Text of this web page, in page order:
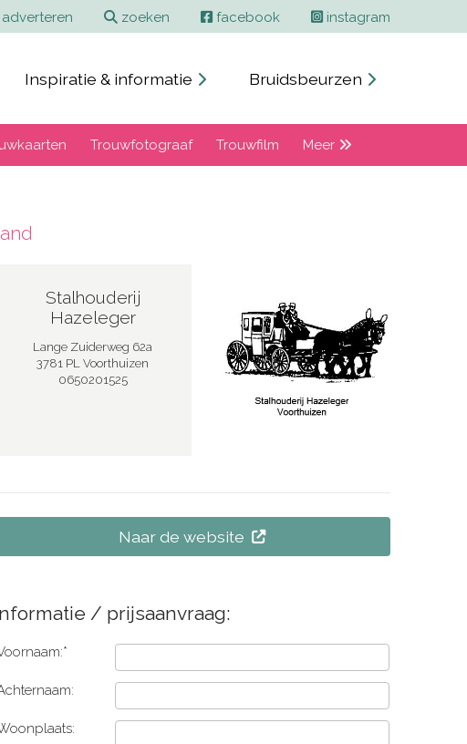
zoeken facebook instagram
Inspiratie & informatie Bruidsbeurzen
Trouwfotograaf Trouwfilm Meer
Stalhouderij
Hazeleger
Lange Zuiderweg 62a
3781 PL Voorthuizen
0650201525
Naar de website
/ prijsaanvraag: